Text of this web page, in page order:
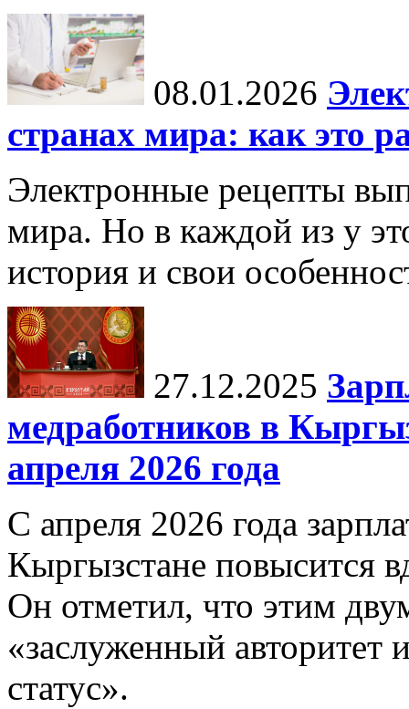
08.01.2026
странах мира: как это
Электронные рецепты
мира. Но в каждой из у
история и свои
27.12.2025
медработников в
апреля 2026 года
С апреля 2026 года
Кыргызстане повысится
Он отметил, что этим
«заслуженный
статус».